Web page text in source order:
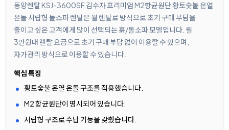
동양렌탈 KSJ-3600SF 김수자 프리미엄 M2항균원단 황토숯불 온열
온돌 서랍형 돌쇼파 렌탈은 월 렌탈료 방식으로 초기 구매 부담을
줄이고 싶은 고객에게 많이 선택되는 흙/돌소파 모델입니다. 월
3만원대 렌탈 요금으로 초기 구매 부담 없이 이용할 수 있으며,
자가관리 방식으로 이용할 수 있습니다.
핵심 특징
황토숯불 온열 온돌 구조를 적용했습니다.
M2 항균원단이 명시되어 있습니다.
서랍형 구조로 수납 기능을 갖췄습니다.